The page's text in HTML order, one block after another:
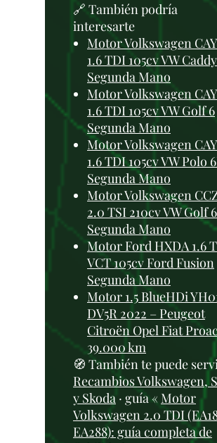
🔗 También podría
interesarte
Motor Volkswagen
1.6 TDI 105cv VW
Segunda Mano
Motor Volkswagen
1.6 TDI 105cv VW Golf 6
Segunda Mano
Motor Volkswagen
1.6 TDI 105cv VW Polo
Segunda Mano
Motor Volkswagen
2.0 TSI 210cv VW Golf
Segunda Mano
Motor Ford HXDA 1.6
VCT 105cv Ford Fusion
Segunda Mano
Motor 1.5 BlueHDi
DV5R 2022 – Peugeot
Citroën Opel Fiat
39.000 km
🧭 También te puede
Recambios Volkswagen,
y Skoda· guía « Motor
Volkswagen 2.0 TDI
EA288): guía completa de